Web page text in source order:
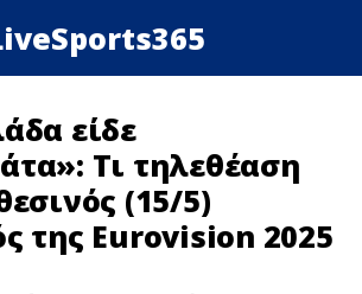
είδε
Τι τηλεθέαση
(15/5)
της Eurovision 2025